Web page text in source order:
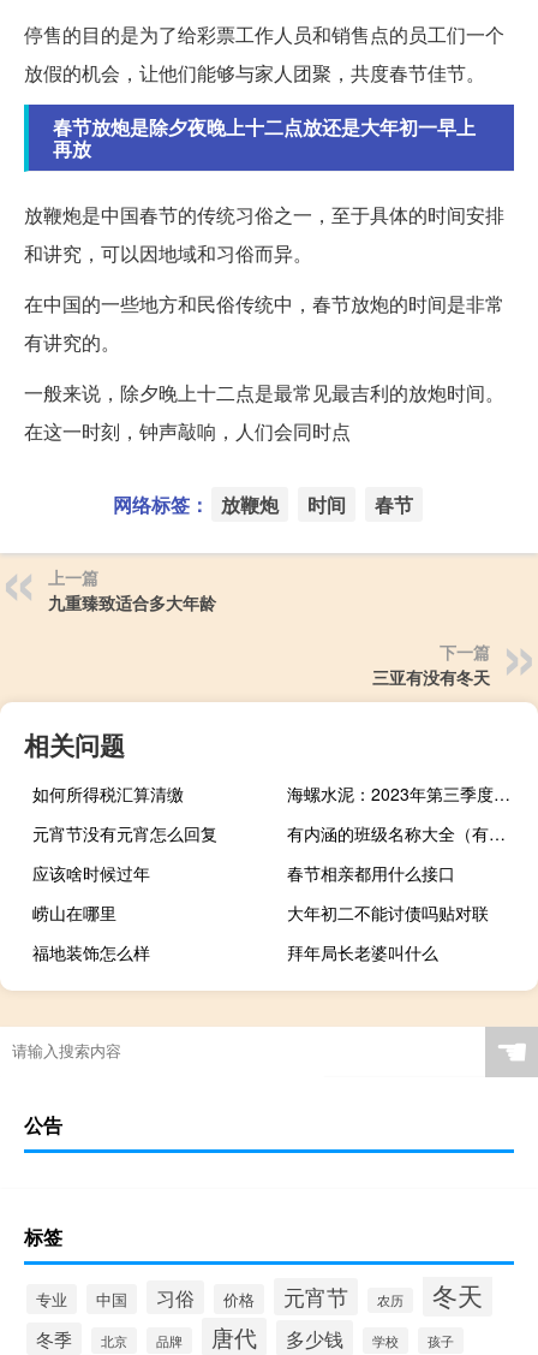
停售的目的是为了给彩票工作人员和销售点的员工们一个
放假的机会，让他们能够与家人团聚，共度春节佳节。
春节放炮是除夕夜晚上十二点放还是大年初一早上
再放
放鞭炮是中国春节的传统习俗之一，至于具体的时间安排
和讲究，可以因地域和习俗而异。
在中国的一些地方和民俗传统中，春节放炮的时间是非常
有讲究的。
一般来说，除夕晚上十二点是最常见最吉利的放炮时间。
在这一时刻，钟声敲响，人们会同时点
网络标签： 放鞭炮 时间 春节
上一篇
九重臻致适合多大年龄
下一篇
三亚有没有冬天
相关问题
如何所得税汇算清缴
海螺水泥：2023年第三季度净利润同比下降14.55%
元宵节没有元宵怎么回复
有内涵的班级名称大全（有内涵的班级名称大全）
应该啥时候过年
春节相亲都用什么接口
崂山在哪里
大年初二不能讨债吗贴对联
福地装饰怎么样
拜年局长老婆叫什么
☚
公告
标签
专业 中国 习俗 价格 元宵节 农历 冬天
冬季 北京 品牌 唐代 多少钱 学校 孩子